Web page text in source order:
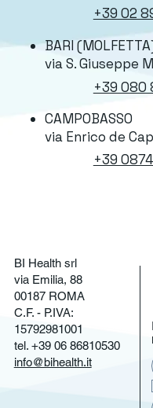
+39 02
BARI
via S. Giuseppe
+39 080
CAMPOBASSO
via Enrico de
+39
BI Health srl
via Emilia, 88
00187 ROMA
C.F. - P.IVA:
15792981001
tel. +39 06 86810530
info@bihealth.it